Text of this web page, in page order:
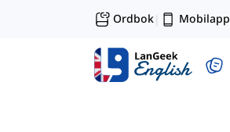
Ordbok| Mobilapp